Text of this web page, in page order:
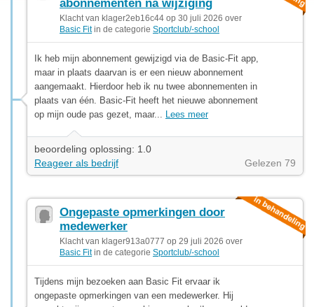
abonnementen na wijziging
Klacht van klager2eb16c44 op 30 juli 2026 over
Basic Fitin de categorie Sportclub/-school
Ik heb mijn abonnement gewijzigd via de Basic-Fit app,
maar in plaats daarvan is er een nieuw abonnement
aangemaakt. Hierdoor heb ik nu twee abonnementen in
plaats van één. Basic-Fit heeft het nieuwe abonnement
op mijn oude pas gezet, maar... Lees meer
beoordeling oplossing: 1.0
Reageer als bedrijf
Gelezen 79
Ongepaste opmerkingen door
medewerker
Klacht van klager913a0777 op 29 juli 2026 over
Basic Fitin de categorie Sportclub/-school
Tijdens mijn bezoeken aan Basic Fit ervaar ik
ongepaste opmerkingen van een medewerker. Hij